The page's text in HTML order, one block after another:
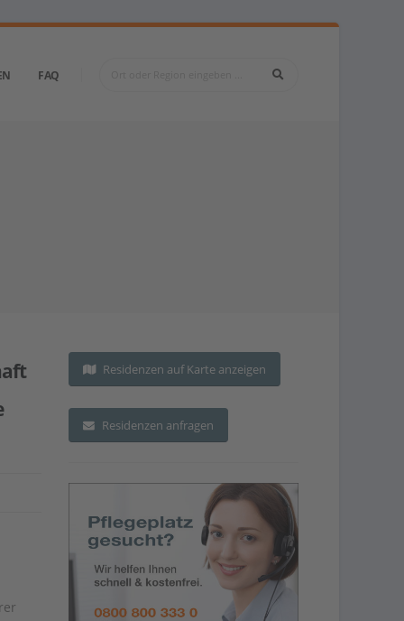
FAQ
Residenzen auf Karte anzeigen
Residenzen anfragen